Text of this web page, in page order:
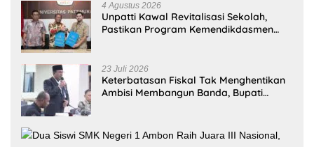
Rekomendasi untuk kamu
Kejari Ambon Tetapkan Dua
Tersangka Korupsi PT Dok
Waiame
Menembus Jejaring